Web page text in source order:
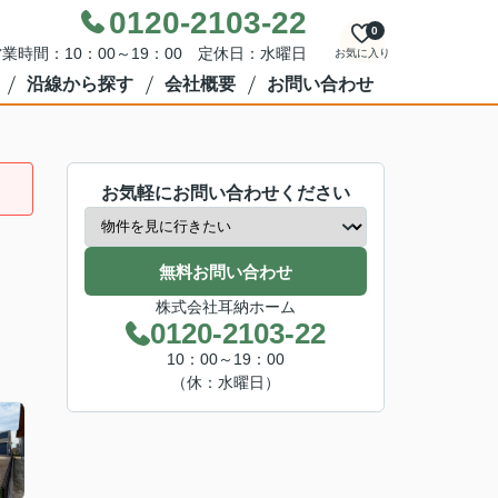
0120-2103-22
時間：10：00～19：00 定休日：水曜日 お気に入り
0
沿線から探す 会社概要 お問い合わせ
お気軽にお問い合わせください
無料お問い合わせ
株式会社耳納ホーム
0120-2103-22
10：00～19：00
（休：水曜日）